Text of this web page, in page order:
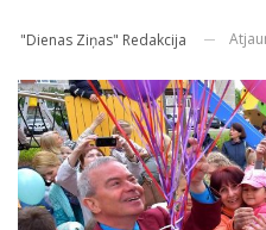
"Dienas Ziņas" Redakcija